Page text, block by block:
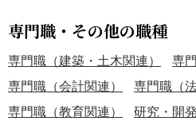
専門職・その他の職種
専門職（建築・土木関連）
専
専門職（会計関連）
専門職（
専門職（教育関連）
研究・開発